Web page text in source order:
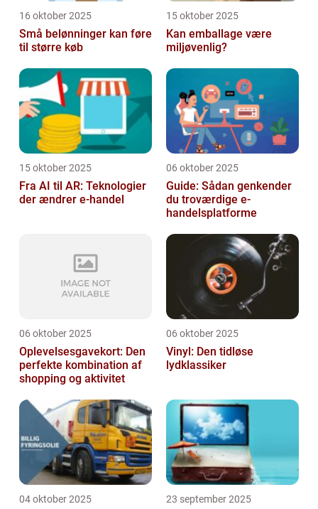
16 oktober 2025
Små belønninger kan føre
til større køb
15 oktober 2025
Kan emballage være
miljøvenlig?
15 oktober 2025
Fra AI til AR: Teknologier
der ændrer e-handel
06 oktober 2025
Guide: Sådan genkender
du troværdige e-
handelsplatforme
06 oktober 2025
Oplevelsesgavekort: Den
perfekte kombination af
shopping og aktivitet
06 oktober 2025
Vinyl: Den tidløse
lydklassiker
04 oktober 2025 23 september 2025